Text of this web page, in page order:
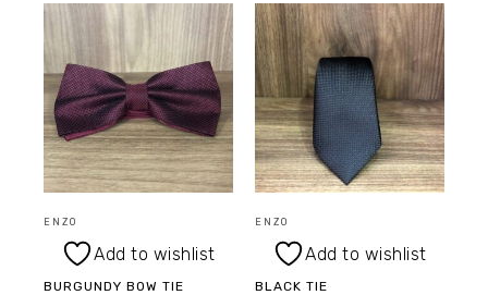
ENZO
Add to wishlist
BURGUNDY BOW TIE
ENZO
Add to wishlist
BLACK TIE